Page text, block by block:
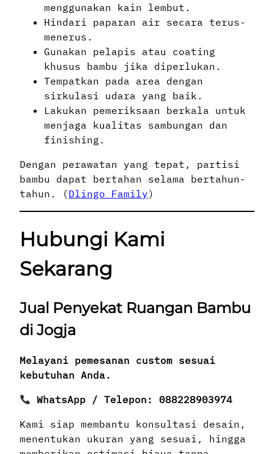
menggunakan kain lembut.
Hindari paparan air secara terus-
menerus.
Gunakan pelapis atau coating
khusus bambu jika diperlukan.
Tempatkan pada area dengan
sirkulasi udara yang baik.
Lakukan pemeriksaan berkala untuk
menjaga kualitas sambungan dan
finishing.
Dengan perawatan yang tepat, partisi
bambu dapat bertahan selama bertahun-
tahun. (Dlingo Family)
Hubungi Kami
Sekarang
Jual Penyekat Ruangan Bambu
di Jogja
Melayani pemesanan custom sesuai
kebutuhan Anda.
WhatsApp / Telepon: 088228903974
Kami siap membantu konsultasi desain,
menentukan ukuran yang sesuai, hingga